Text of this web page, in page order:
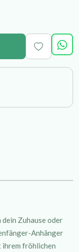
Zuhause oder
Anhänger
ihrem fröhlichen